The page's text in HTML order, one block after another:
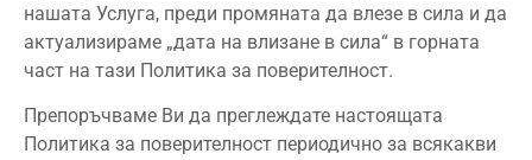
нашата Услуга, преди промяната да влезе в сила и да
актуализираме „дата на влизане в сила“ в горната
част на тази Политика за поверителност.
Препоръчваме Ви да преглеждате настоящата
Политика за поверителност периодично за всякакви